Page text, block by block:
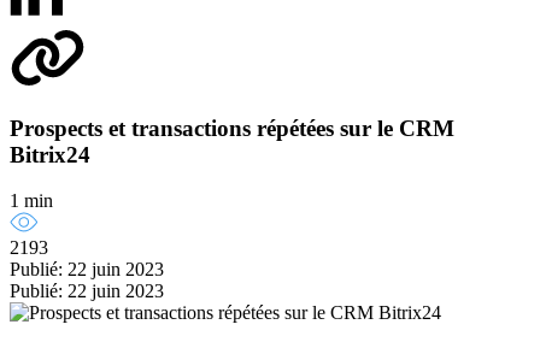
Prospects et transactions répétées sur le CRM
Bitrix24
1 min
2193
Publié: 22 juin 2023
Publié: 22 juin 2023